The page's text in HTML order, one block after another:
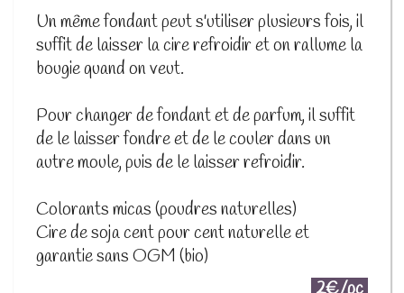
Un même fondant peut s'utiliser plusieurs fois, il
suffit de laisser la cire refroidir et on rallume la
bougie quand on veut.
Pour changer de fondant et de parfum, il suffit
de le laisser fondre et de le couler dans un
autre moule, puis de le laisser refroidir.
Colorants micas (poudres naturelles)
Cire de soja cent pour cent naturelle et
garantie sans OGM (bio)